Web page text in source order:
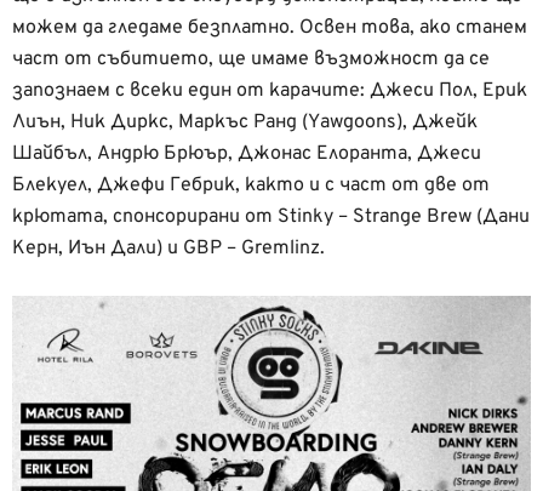
можем да гледаме безплатно. Освен това, ако станем
част от събитието, ще имаме възможност да се
запознаем с всеки един от карачите: Джеси Пол, Ерик
Лиън, Ник Диркс, Маркъс Ранд (Yawgoons), Джейк
Шайбъл, Андрю Брюър, Джонас Елоранта, Джеси
Блекуел, Джефи Гебрик, както и с част от две от
крютата, спонсорирани от Stinky – Strange Brew (Дани
Керн, Иън Дали) и GBP – Gremlinz.